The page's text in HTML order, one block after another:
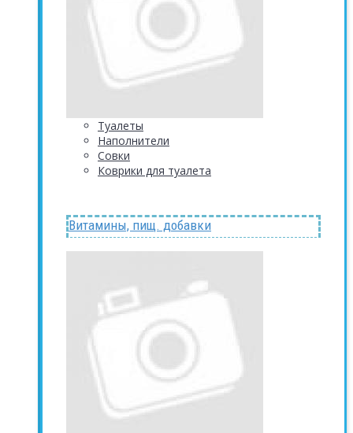
Туалеты
Наполнители
Совки
Коврики для туалета
Витамины, пищ. добавки